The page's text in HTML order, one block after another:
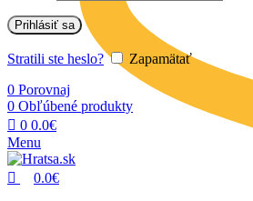
Prihlásiť sa
Stratili ste heslo?
Zapamätať
0 Porovnaj
0 Obľúbené produkty
0 0.0€
Menu
0.0€